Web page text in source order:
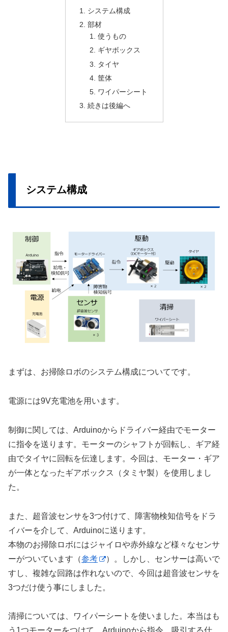
システム構成
部材
使うもの
ギヤボックス
タイヤ
筐体
ワイパーシート
続きは後編へ
システム構成
まずは、お掃除ロボのシステム構成についてです。
電源には9V充電池を用います。
制御に関しては、Arduinoからドライバー経由でモーター
に指令を送ります。モーターのシャフトが回転し、ギア経
由でタイヤに回転を伝達します。今回は、モーター・ギア
が一体となったギアボックス（タミヤ製）を使用しまし
た。
また、超音波センサを3つ付けて、障害物検知信号をドラ
イバーを介して、Arduinoに送ります。
本物のお掃除ロボにはジャイロや赤外線など様々なセンサ
ーがついています（参考
）。しかし、センサーは高いで
すし、複雑な回路は作れないので、今回は超音波センサを
3つだけ使う事にしました。
清掃については、ワイパーシートを使いました。本当はも